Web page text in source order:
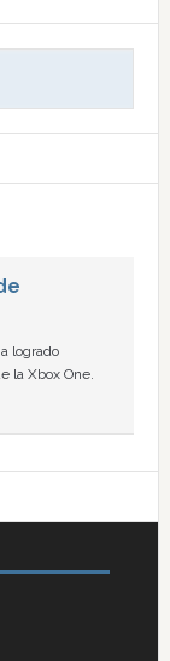
logrado
la Xbox One.